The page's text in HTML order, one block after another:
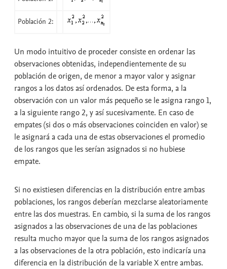
Población 2:
Un modo intuitivo de proceder consiste en ordenar las
observaciones obtenidas, independientemente de su
población de origen, de menor a mayor valor y asignar
rangos a los datos así ordenados. De esta forma, a la
observación con un valor más pequeño se le asigna rango 1,
a la siguiente rango 2, y así sucesivamente. En caso de
empates (si dos o más observaciones coinciden en valor) se
le asignará a cada una de estas observaciones el promedio
de los rangos que les serían asignados si no hubiese
empate.
Si no existiesen diferencias en la distribución entre ambas
poblaciones, los rangos deberían mezclarse aleatoriamente
entre las dos muestras. En cambio, si la suma de los rangos
asignados a las observaciones de una de las poblaciones
resulta mucho mayor que la suma de los rangos asignados
a las observaciones de la otra población, esto indicaría una
diferencia en la distribución de la variable X entre ambas.